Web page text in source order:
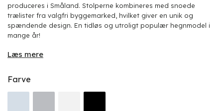
produceres i Småland. Stolperne kombineres med snoede
trælister fra valgfri byggemarked, hvilket giver en unik og
spændende design. En tidløs og utroligt populær hegnmodel i
mange år!
Læs mere
Farve